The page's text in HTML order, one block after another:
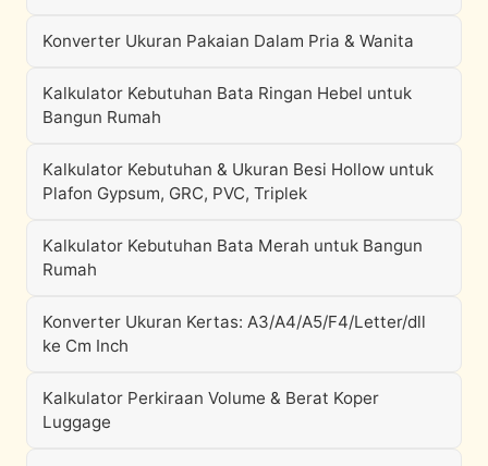
Konverter Ukuran Pakaian Dalam Pria & Wanita
Kalkulator Kebutuhan Bata Ringan Hebel untuk
Bangun Rumah
Kalkulator Kebutuhan & Ukuran Besi Hollow untuk
Plafon Gypsum, GRC, PVC, Triplek
Kalkulator Kebutuhan Bata Merah untuk Bangun
Rumah
Konverter Ukuran Kertas: A3/A4/A5/F4/Letter/dll
ke Cm Inch
Kalkulator Perkiraan Volume & Berat Koper
Luggage